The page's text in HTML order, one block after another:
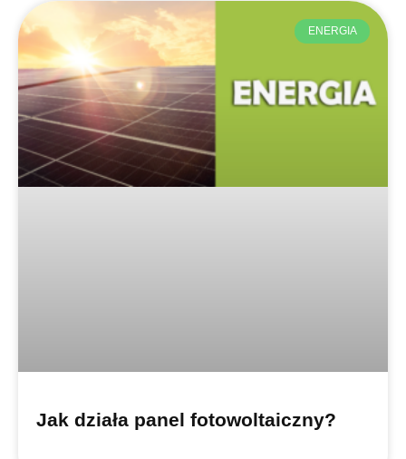
ENERGIA
Jak działa panel fotowoltaiczny?